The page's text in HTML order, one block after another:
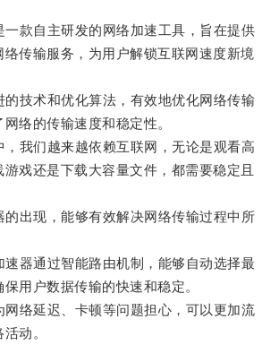
款自主研发的网络加速工具，旨在提供
传输服务，为用户解锁互联网速度新境
技术和优化算法，有效地优化网络传输
络的传输速度和稳定性。
们越来越依赖互联网，无论是观看高
戏还是下载大容量文件，都需要稳定且
出现，能够有效解决网络传输过程中所
器通过智能路由机制，能够自动选择最
用户数据传输的快速和稳定。
络延迟、卡顿等问题担心，可以更加流
动。